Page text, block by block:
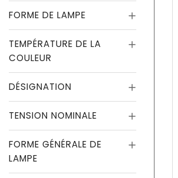
FORME DE LAMPE
TEMPÉRATURE DE LA
COULEUR
DÉSIGNATION
TENSION NOMINALE
FORME GÉNÉRALE DE
LAMPE